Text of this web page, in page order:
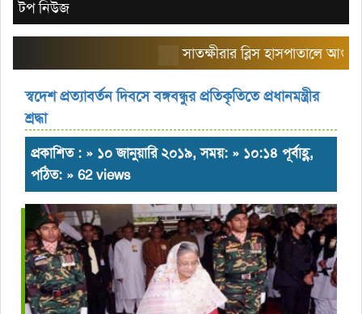
টপ নিউজ
সাতক্ষীরার ব্লিস হাসপাতালে আগুন:
স্বদেশ প্রত্যাবর্তন দিবসে বঙ্গবন্ধুর প্রতিকৃতিতে প্রধানমন্ত্রীর
শ্রদ্ধা
প্রকাশিত : » ১০ জানুয়ারি ২০১৯, সময়: » ১০:১৪ পূর্বাহ্ণ,
পঠিত: » 62 views